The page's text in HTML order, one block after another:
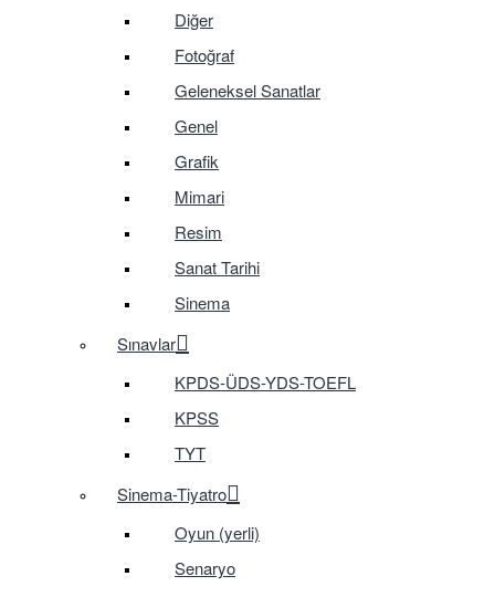
Diğer
Fotoğraf
Geleneksel Sanatlar
Genel
Grafik
Mimari
Resim
Sanat Tarihi
Sinema
Sınavlar
KPDS-ÜDS-YDS-TOEFL
KPSS
TYT
Sinema-Tiyatro
Oyun (yerli)
Senaryo